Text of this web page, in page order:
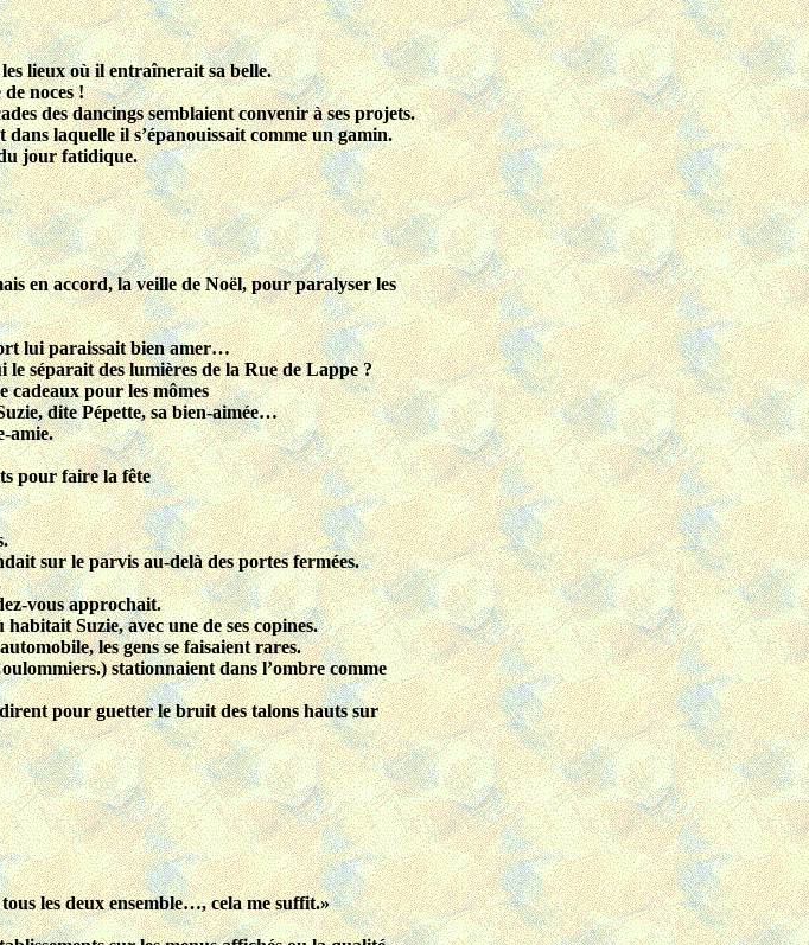
lieux où il entraînerait sa belle.
noces !
des dancings semblaient convenir à ses projets.
laquelle il s’épanouissait comme un gamin.
du jour fatidique.
en accord, la veille de Noël, pour paralyser les
lui paraissait bien amer…
séparait des lumières de la Rue de Lappe ?
cadeaux pour les mômes
dite Pépette, sa bien-aimée…
amie.
pour faire la fête
sur le parvis au-delà des portes fermées.
vous approchait.
Suzie, avec une de ses copines.
les gens se faisaient rares.
stationnaient dans l’ombre comme
pour guetter le bruit des talons hauts sur
les deux ensemble…, cela me suffit.»